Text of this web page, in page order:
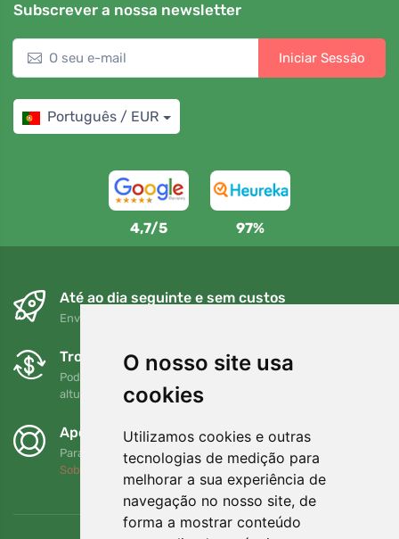
O nosso site usa
cookies
Utilizamos cookies e outras
tecnologias de medição para
melhorar a sua experiência de
navegação no nosso site, de
forma a mostrar conteúdo
Subscrever a nossa newsletter
Iniciar Sessão
Português / EUR
4,7/5 97%
Até ao dia seguinte e sem custos
Envio gratuito para encomendas superiores a 80 EUR
Trocas e devoluções gratuitas
Pode devolver ou trocar a sua encomenda em qualquer
altura no prazo de 90 dias
Apoiamos a Trees.org
Para cada encomenda plantamos uma árvore! Leia mais
Sobre nós